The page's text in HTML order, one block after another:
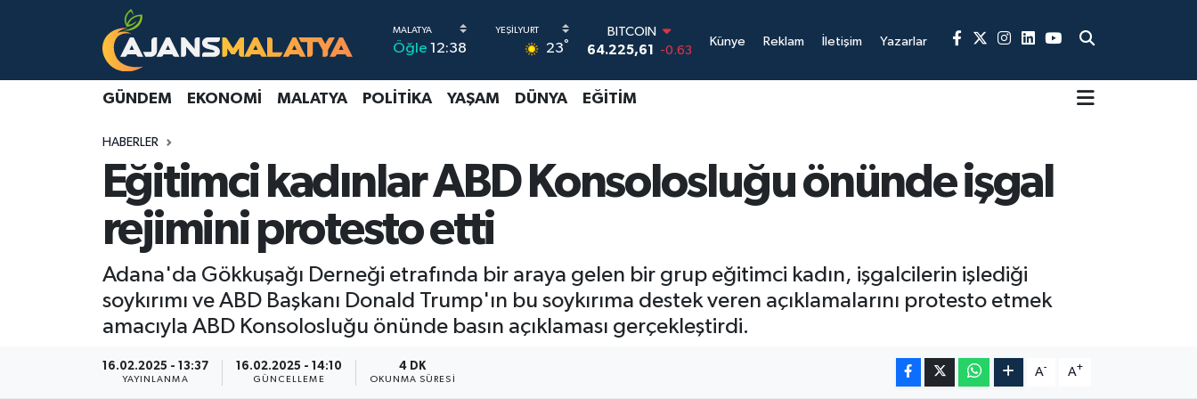
Öğle 12:38 23°
DOLAR
47,7143
0.16
55,0317
STERLİN
0.45
BİST100
13.799
70
Künye Reklam İletişim Yazarlar
GÜNDEM EKONOMI MALATYA POLITIKA YAŞAM DÜNYA EĞITIM
HABERLER
Eğitimci kadınlar ABD Konsolosluğu önünde işgal
rejimini protesto etti
Adana'da Gökkuşağı Derneği etrafında bir araya gelen bir grup eğitimci kadın, işgalcilerin işlediği
soykırımı ve ABD Başkanı Donald Trump'ın bu soykırıma destek veren açıklamalarını protesto etmek
amacıyla ABD Konsolosluğu önünde basın açıklaması gerçekleştirdi.
16.02.2025 - 13:37
YAYINLANMA
16.02.2025 - 14:10
GÜNCELLEME
4 DK
OKUNMA SÜRESI
A- A+
Gündem
Malatya Nöbetçi Eczaneler
Malatya Trafik Yoğunluk Haritası
TFF 3.Lig 2.Grup Puan Durumu ve Fikstür
Tüm Manşetler
Son Dakika Haberleri
Haber Arşivi